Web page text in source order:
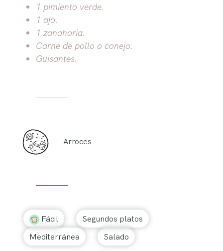
1 pimiento verde.
1 ajo.
1 zanahoria.
Carne de pollo o conejo.
Guisantes.
Arroces
Fácil
Segundos platos
Mediterránea
Salado